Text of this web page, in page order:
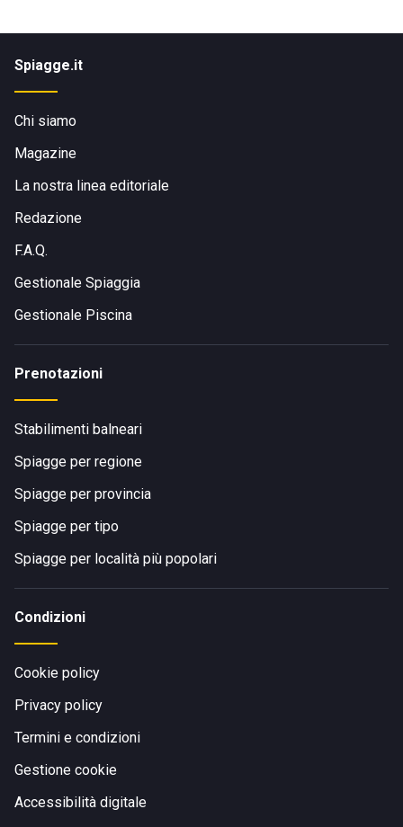
Spiagge.it
Chi siamo
Magazine
La nostra linea editoriale
Redazione
F.A.Q.
Gestionale Spiaggia
Gestionale Piscina
Prenotazioni
Stabilimenti balneari
Spiagge per regione
Spiagge per provincia
Spiagge per tipo
Spiagge per località più popolari
Condizioni
Cookie policy
Privacy policy
Termini e condizioni
Gestione cookie
Accessibilità digitale